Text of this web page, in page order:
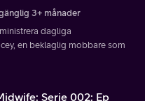
3+ månader
dagliga
en beklaglig mobbare som
Serie 002: Ep